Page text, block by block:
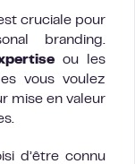
cruciale pour
branding.
ou les
vous voulez
mise en valeur
d’être connu